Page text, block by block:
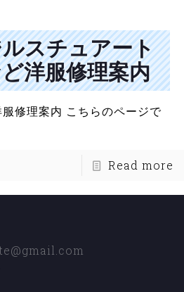
スチュアート
洋服修理案内
修理案内 こちらのページで
Read more